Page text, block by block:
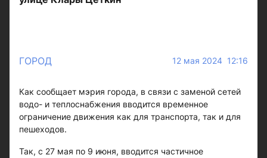
ГОРОД 12 мая 2024 12:16
Как сообщает мэрия города, в связи с заменой сетей
водо- и теплоснабжения вводится временное
ограничение движения как для транспорта, так и для
пешеходов.
Так, с 27 мая по 9 июня, вводится частичное